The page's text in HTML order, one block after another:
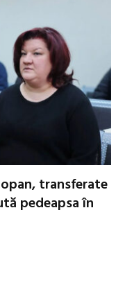
transferate
pedeapsa în